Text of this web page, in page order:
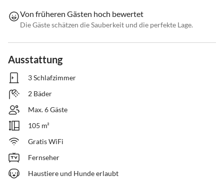
Von früheren Gästen hoch bewertet
Die Gäste schätzen die Sauberkeit und die perfekte Lage.
Ausstattung
3 Schlafzimmer
2 Bäder
Max. 6 Gäste
105 m²
Gratis WiFi
Fernseher
Haustiere und Hunde erlaubt